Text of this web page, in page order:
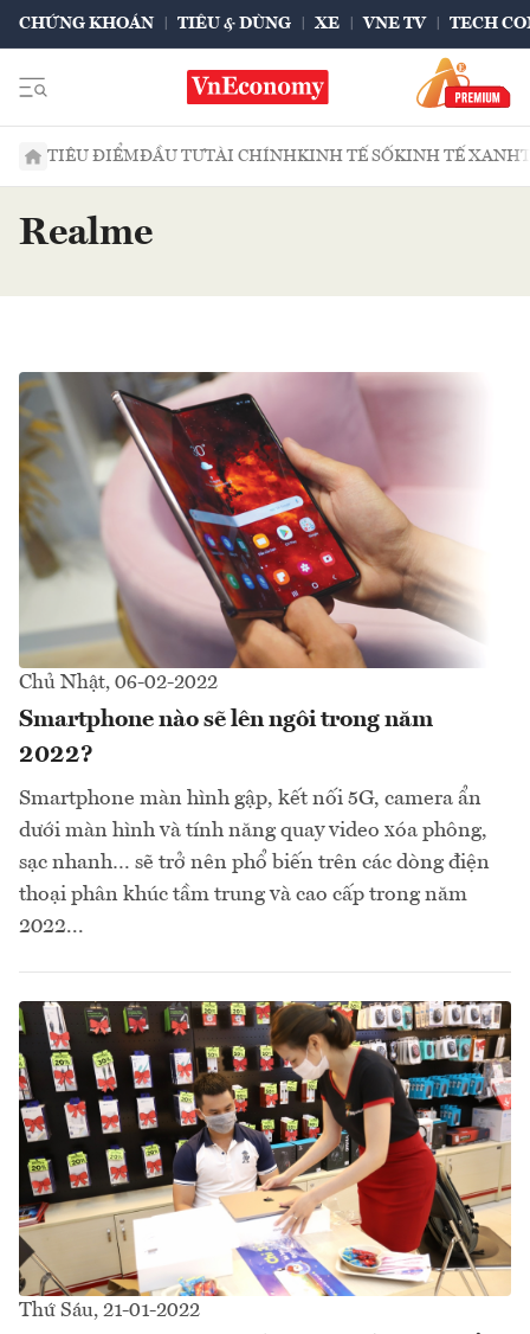
CHỨNG KHOÁN TIÊU & DÙNG XE VNE TV TECH
TIÊU ĐIỂMĐẦU TƯTÀI CHÍNHKINH TẾ SỐKINH TẾ XANH
Realme
Chủ Nhật, 06-02-2022
Smartphone nào sẽ lên ngôi trong năm
2022?
Smartphone màn hình gập, kết nối 5G, camera ẩn
dưới màn hình và tính năng quay video xóa phông,
sạc nhanh… sẽ trở nên phổ biến trên các dòng điện
thoại phân khúc tầm trung và cao cấp trong năm
2022...
Thứ Sáu, 21-01-2022